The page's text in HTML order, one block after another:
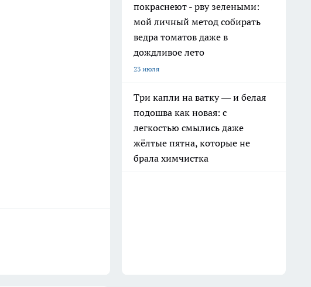
покраснеют - рву зелеными:
мой личный метод собирать
ведра томатов даже в
дождливое лето
23 июля
Три капли на ватку — и белая
подошва как новая: с
легкостью смылись даже
жёлтые пятна, которые не
брала химчистка